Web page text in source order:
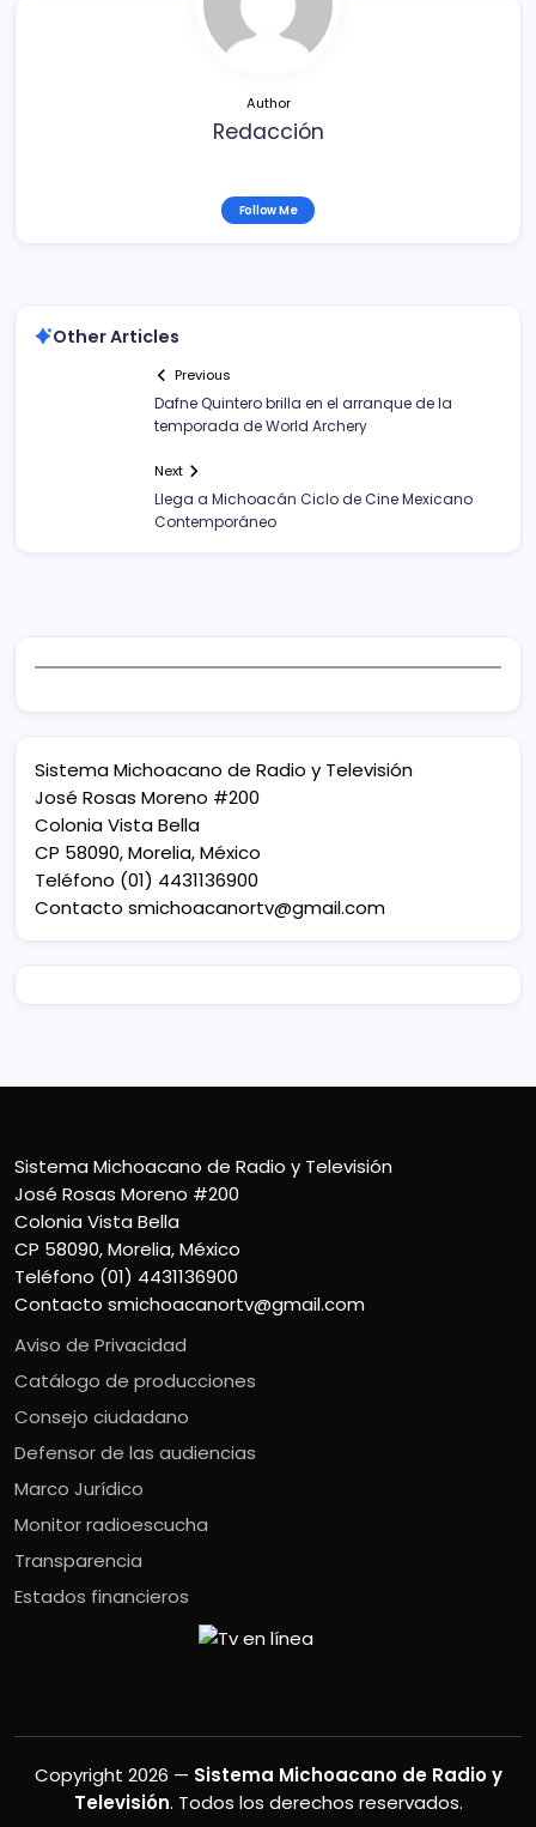
Author
Redacción
Follow Me
Other Articles
Previous
Dafne Quintero brilla en el arranque de la
temporada de World Archery
Next
Llega a Michoacán Ciclo de Cine Mexicano
Contemporáneo
Sistema Michoacano de Radio y Televisión
José Rosas Moreno #200
Colonia Vista Bella
CP 58090, Morelia, México
Teléfono (01) 4431136900
Contacto smichoacanortv@gmail.com
Sistema Michoacano de Radio y Televisión
José Rosas Moreno #200
Colonia Vista Bella
CP 58090, Morelia, México
Teléfono (01) 4431136900
Contacto smichoacanortv@gmail.com
Aviso de Privacidad
Catálogo de producciones
Consejo ciudadano
Defensor de las audiencias
Marco Jurídico
Monitor radioescucha
Transparencia
Estados financieros
Copyright 2026 — Sistema Michoacano de Radio y
Televisión. Todos los derechos reservados.